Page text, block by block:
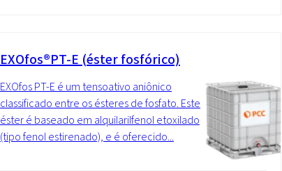
EXOfos®PT-E (éster fosfórico)
EXOfos PT-E é um tensoativo aniônico
classificado entre os ésteres de fosfato. Este
éster é baseado em alquilarilfenol etoxilado
(tipo fenol estirenado), e é oferecido...